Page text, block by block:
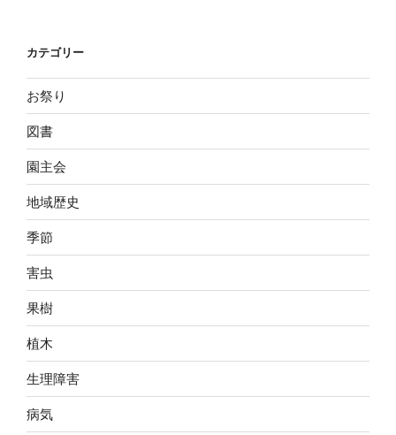
カテゴリー
お祭り
図書
園主会
地域歴史
季節
害虫
果樹
植木
生理障害
病気